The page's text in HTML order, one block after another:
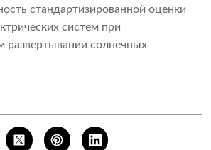
стандартизированной оценки
систем при
развертывании солнечных